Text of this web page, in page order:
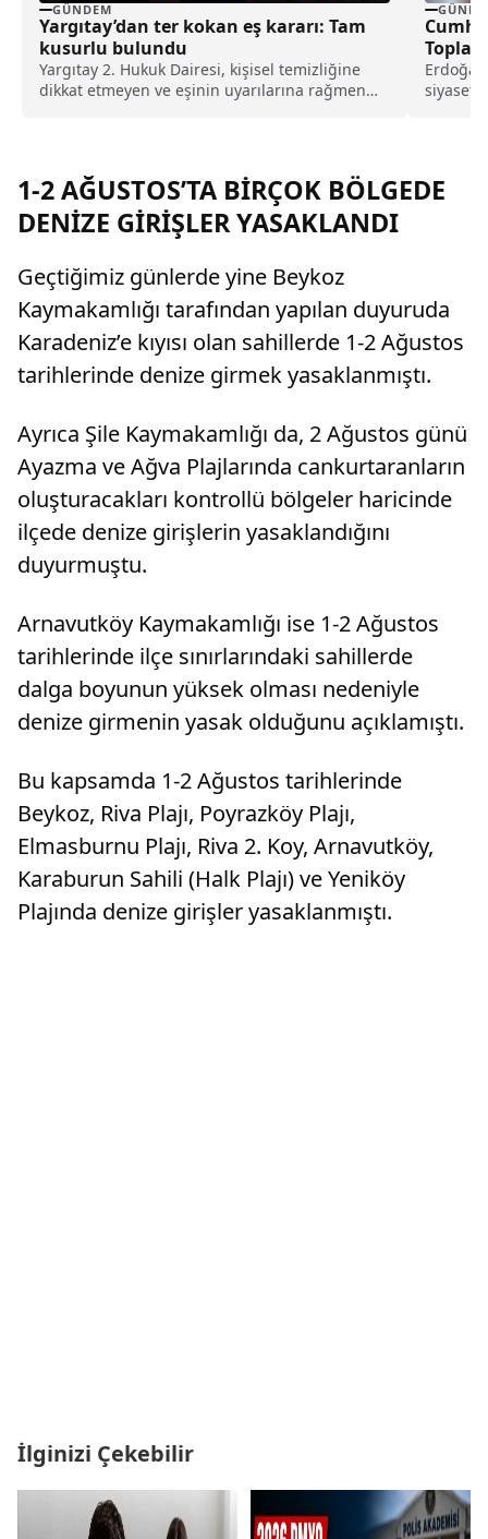
GÜNDEM
Yargıtay’dan ter kokan eş kararı: Tam
kusurlu bulundu
Yargıtay 2. Hukuk Dairesi, kişisel temizliğine
dikkat etmeyen ve eşinin uyarılarına rağmen
lira tazminat ödemesine karar verildi.
1-2 AĞUSTOS’TA BİRÇOK BÖLGEDE
DENİZE GİRİŞLER YASAKLANDI
Geçtiğimiz günlerde yine Beykoz
Kaymakamlığı tarafından yapılan duyuruda
Karadeniz’e kıyısı olan sahillerde 1-2 Ağustos
tarihlerinde denize girmek yasaklanmıştı.
Ayrıca Şile Kaymakamlığı da, 2 Ağustos günü
Ayazma ve Ağva Plajlarında cankurtaranların
oluşturacakları kontrollü bölgeler haricinde
ilçede denize girişlerin yasaklandığını
duyurmuştu.
Arnavutköy Kaymakamlığı ise 1-2 Ağustos
tarihlerinde ilçe sınırlarındaki sahillerde
dalga boyunun yüksek olması nedeniyle
denize girmenin yasak olduğunu açıklamıştı.
Bu kapsamda 1-2 Ağustos tarihlerinde
Beykoz, Riva Plajı, Poyrazköy Plajı,
Elmasburnu Plajı, Riva 2. Koy, Arnavutköy,
Karaburun Sahili (Halk Plajı) ve Yeniköy
Plajında denize girişler yasaklanmıştı.
İlginizi Çekebilir